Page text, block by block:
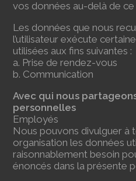
vos données au-delà de
Les données que nous
l’utilisateur exécute
utilisées aux fins suivantes :
a. Prise de rendez-vous
b. Communication
Avec qui nous
personnelles
Employés
Nous pouvons divulguer à
organisation les données
raisonnablement besoin
énoncés dans la présente